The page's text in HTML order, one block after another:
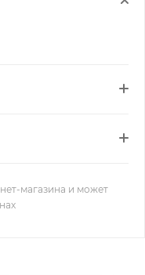
магазина и может